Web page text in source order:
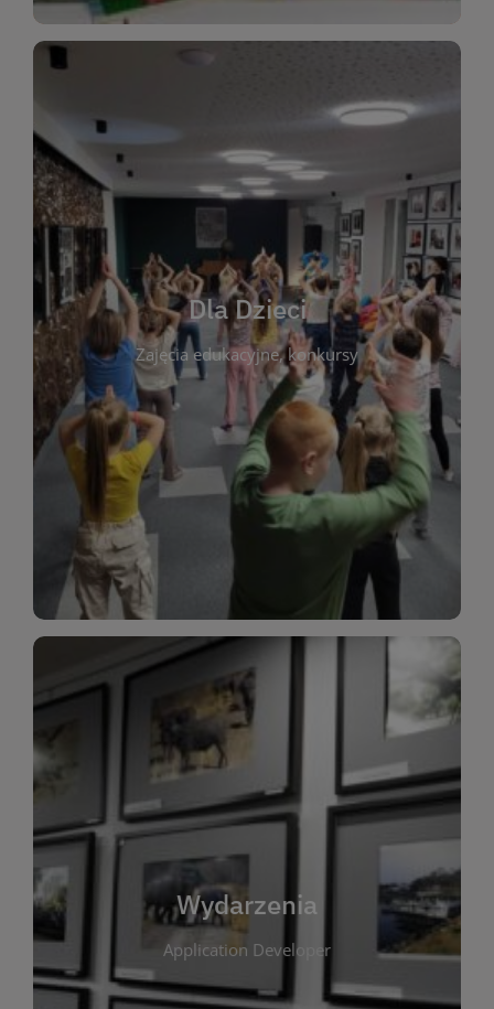
Dla Dzieci
Zajęcia edukacyjne, konkursy
Dla Dzieci
To miejsce stworzone z myślą o najmłodszych
czytelnikach i ich rodzicach. Znajdziesz tu
informacje o zajęciach edukacyjnych, konkursach
plastycznych i spotkaniach z autorami książek dla
dzieci. Biblioteka oferuje bogaty wybór bajek,
opowiadań i lektur szkolnych, a także przyjazny
kącik do wspólnego czytania. Pragniemy
rozbudzać miłość do książek od najmłodszych lat.
Zapraszamy do wspólnej zabawy i odkrywania
świata literatury!
WIĘCEJ
Wydarzenia
Application Developer
Wydarzenia
W tej zakładce publikujemy informacje o
wszystkich wydarzeniach organizowanych przez
bibliotekę. Znajdziesz tu zapowiedzi spotkań
autorskich, warsztatów, prelekcji i zajęć
tematycznych dla różnych grup wiekowych. Każde
wydarzenie ma na celu promowanie kultury
czytelniczej oraz integrację społeczności lokalnej.
Dzięki kalendarzowi wydarzeń możesz łatwo